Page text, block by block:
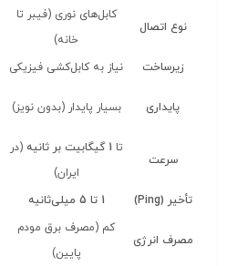
نوع اتصال
کابل‌های نوری (فیبر تا
خانه)
زیرساخت نیاز به کابل‌کشی فیزیکی
پایداری بسیار پایدار (بدون نویز)
سرعت
تا 1 گیگابیت بر ثانیه
(در
ایران)
تأخیر (Ping) 1 تا 5 میلی‌ثانیه
مصرف انرژی
کم (مصرف برق مودم
پایین)